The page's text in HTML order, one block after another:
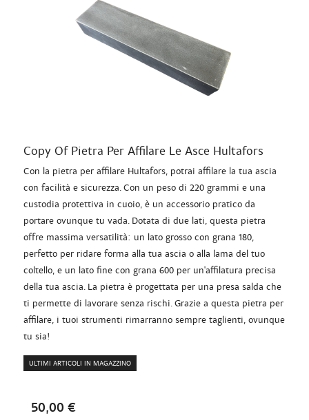
Copy Of Pietra Per Affilare Le Asce Hultafors
Con la pietra per affilare Hultafors, potrai affilare la tua ascia
con facilità e sicurezza. Con un peso di 220 grammi e una
custodia protettiva in cuoio, è un accessorio pratico da
portare ovunque tu vada. Dotata di due lati, questa pietra
offre massima versatilità: un lato grosso con grana 180,
perfetto per ridare forma alla tua ascia o alla lama del tuo
coltello, e un lato fine con grana 600 per un'affilatura precisa
della tua ascia. La pietra è progettata per una presa salda che
ti permette di lavorare senza rischi. Grazie a questa pietra per
affilare, i tuoi strumenti rimarranno sempre taglienti, ovunque
tu sia!
ULTIMI ARTICOLI IN MAGAZZINO
50,00 €